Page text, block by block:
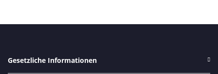
Gesetzliche Informationen